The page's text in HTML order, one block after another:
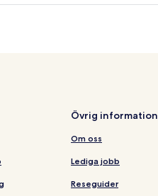
Övrig information
Om oss
Lediga jobb
Reseguider